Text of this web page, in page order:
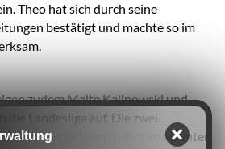
Theo hat sich durch seine
bestätigt und machte so im
zudem Malte Kalinowski und
die Landesliga auf. Die zwei
haben sich durch ihre konstanten